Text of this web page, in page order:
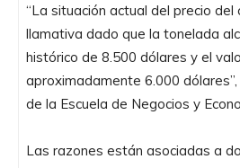
“La situación actual del precio
llamativa dado que la tonelada
histórico de 8.500 dólares y el
aproximadamente 6.000
de la Escuela de Negocios y
Las razones están asociadas a